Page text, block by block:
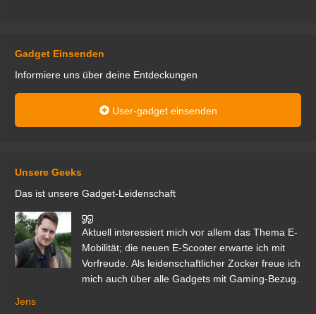
Gadget Einsenden
Informiere uns über deine Entdeckungen
User-gadget einsenden
Unsere Geeks
Das ist unsere Gadget-Leidenschaft
Aktuell interessiert mich vor allem das Thema E-
Mobilität; die neuen E-Scooter erwarte ich mit
Vorfreude. Als leidenschaftlicher Zocker freue ich
mich auch über alle Gadgets mit Gaming-Bezug.
Jens